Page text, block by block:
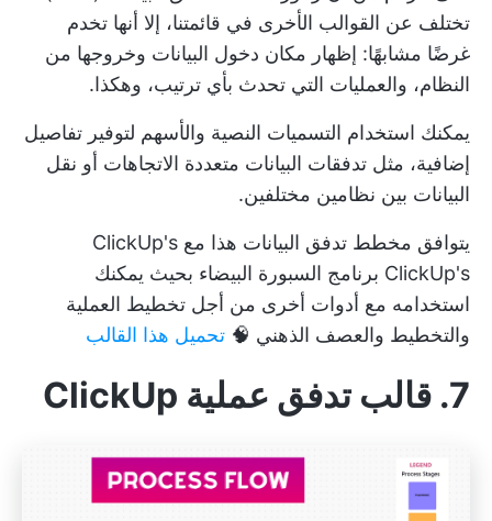
تختلف عن القوالب الأخرى في قائمتنا، إلا أنها تخدم
غرضًا مشابهًا: إظهار مكان دخول البيانات وخروجها من
النظام، والعمليات التي تحدث بأي ترتيب، وهكذا.
يمكنك استخدام التسميات النصية والأسهم لتوفير تفاصيل
إضافية، مثل تدفقات البيانات متعددة الاتجاهات أو نقل
البيانات بين نظامين مختلفين.
يتوافق مخطط تدفق البيانات هذا مع ClickUp's
ClickUp's برنامج السبورة البيضاء بحيث يمكنك
استخدامه مع أدوات أخرى من أجل تخطيط العملية
والتخطيط والعصف الذهني 🧠 تحميل هذا القالب
7. قالب تدفق عملية ClickUp